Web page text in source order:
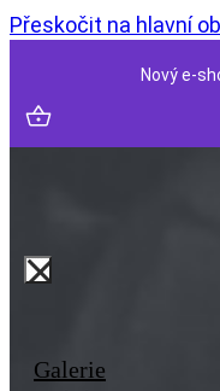
Přeskočit na hlavní
Nový e-
Galerie